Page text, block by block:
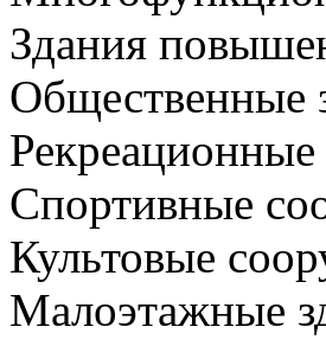
Здания
Общественные
Спортивные
Культовые
Малоэтажные